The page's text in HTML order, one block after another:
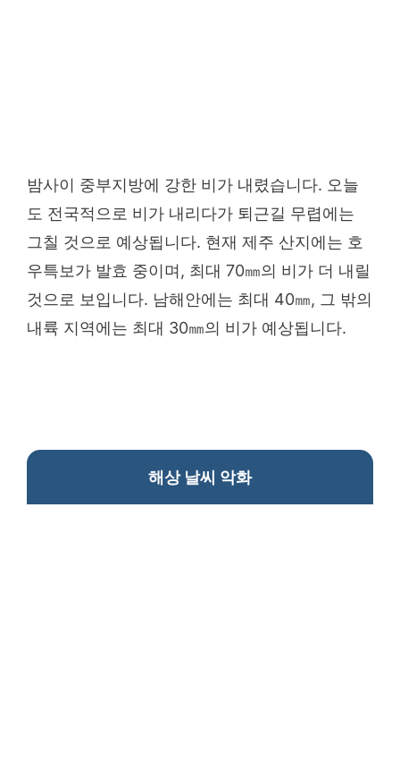
밤사이 중부지방에 강한 비가 내렸습니다. 오늘
도 전국적으로 비가 내리다가 퇴근길 무렵에는
그칠 것으로 예상됩니다. 현재 제주 산지에는 호
우특보가 발효 중이며, 최대 70㎜의 비가 더 내릴
것으로 보입니다. 남해안에는 최대 40㎜, 그 밖의
내륙 지역에는 최대 30㎜의 비가 예상됩니다.
해상 날씨 악화